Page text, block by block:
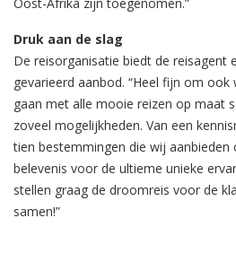
Oost-Afrika zijn toegenomen.”
Druk aan de slag
De reisorganisatie biedt de reisagent
gevarieerd aanbod. “Heel fijn om ook
gaan met alle mooie reizen op maat
zoveel mogelijkheden. Van een
tien bestemmingen die wij
belevenis voor de ultieme unieke
stellen graag de droomreis voor de
samen!”